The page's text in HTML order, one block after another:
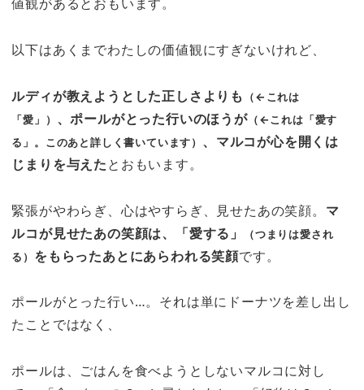
以下はあくまでわたしの価値観にすぎないけれど、
ルディが教えようとした正しさよりも
（←これは
「愛」） 、ポールがとった行いのほうが（←これは「愛す
る」。このあと詳しく書いています） 、マルコが心を開くは
じまりを与えたとおもいます。
緊張がやわらぎ、心はやすらぎ、見せたあの笑顔。 マ
ルコが見せたあの笑顔は、「愛する」
（つまりは愛され
る） をもらったあとにあらわれる笑顔です。
ポールがとった行い…。それは単にドーナツを差し出し
たことではなく、
ポールは、ごはんを食べようとしないマルコに対し